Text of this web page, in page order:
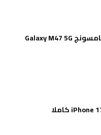
مواصفات هاتف سامسونج Galaxy M47 5G